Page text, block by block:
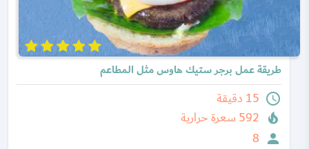
طريقة عمل برجر ستيك هاوس مثل المطاعم
15 دقيقة
592 سعرة حرارية
8